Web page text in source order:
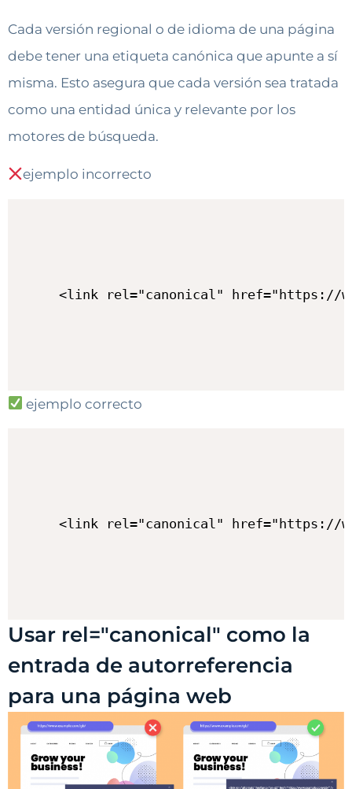
Cada versión regional o de idioma de una página
debe tener una etiqueta canónica que apunte a sí
misma. Esto asegura que cada versión sea tratada
como una entidad única y relevante por los
motores de búsqueda.
ejemplo incorrecto
ejemplo correcto
Usar rel="canonical" como la
entrada de autorreferencia
para una página web